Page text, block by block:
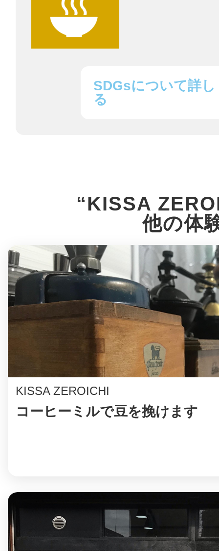
SDGsについて詳し
る
“KISSA
他の体
KISSA ZEROICHI
コーヒーミルで豆を挽けます
八尾
相模原
渋谷区
八女